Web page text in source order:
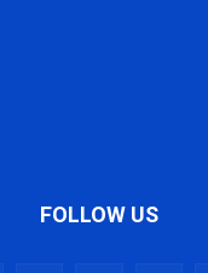
FOLLOW US